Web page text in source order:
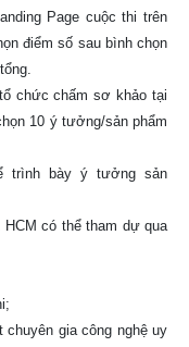
Page cuộc thi trên
điểm số sau bình chọn
chức chấm sơ khảo tại
10 ý tưởng/sản phẩm
trình bày ý tưởng sản
có thể tham dự qua
gia công nghệ uy